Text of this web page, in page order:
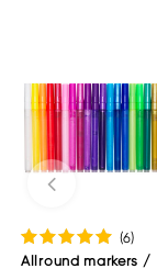
Nürnberger
info@Faber-
+49 (0) 911
(6)
Allround markers /